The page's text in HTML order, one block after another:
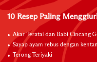
10 Resep Paling
Akar Teratai dan Babi Cincang
Sayap ayam rebus dengan
Terong Teriyaki